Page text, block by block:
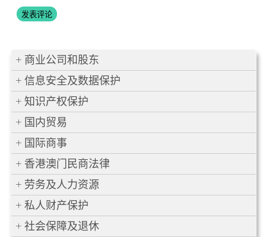
商业公司和股东
信息安全及数据保护
知识产权保护
国内贸易
国际商事
香港澳门民商法律
劳务及人力资源
私人财产保护
社会保障及退休